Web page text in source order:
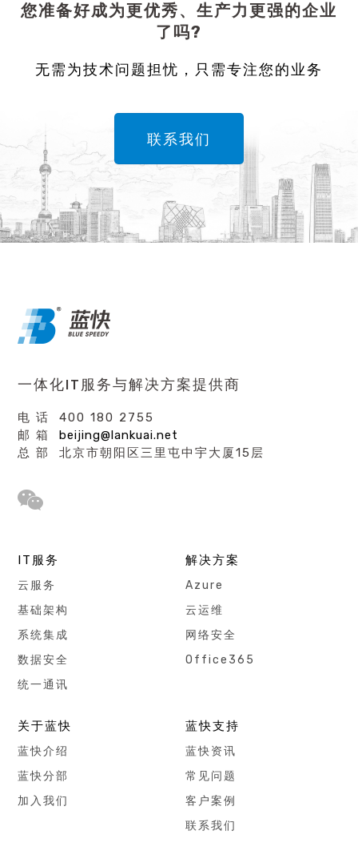
您准备好成为更优秀、生产力更强的企业
了吗?
无需为技术问题担忧，只需专注您的业务
联系我们
一体化IT服务与解决方案提供商
电 话 400 180 2755
邮 箱beijing@lankuai.net
总 部 北京市朝阳区三里屯中宇大厦15层
IT服务
云服务
基础架构
系统集成
数据安全
统一通讯
解决方案
Azure
云运维
网络安全
Office365
关于蓝快
蓝快介绍
蓝快分部
加入我们
蓝快支持
蓝快资讯
常见问题
客户案例
联系我们